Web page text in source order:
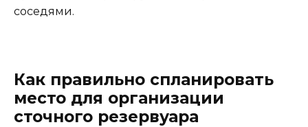
соседями.
Как правильно спланировать
место для организации
сточного резервуара